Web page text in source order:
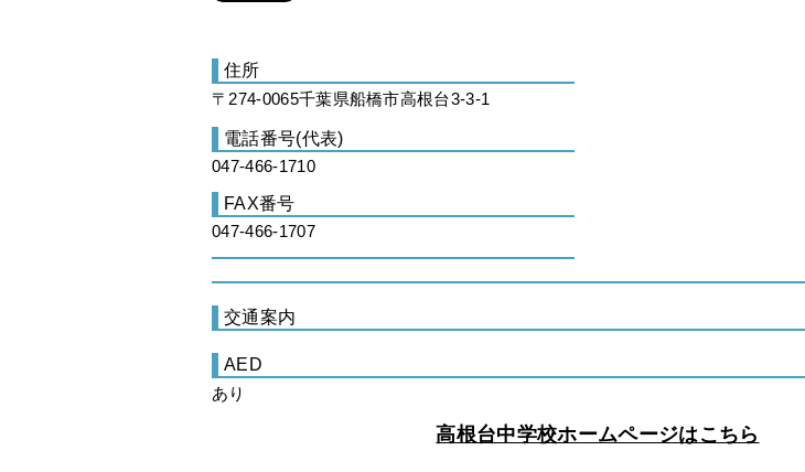
住所
〒274-0065千葉県船橋市高根台3-3-1
電話番号(代表)
047-466-1710
FAX番号
047-466-1707
交通案内
AED
あり
高根台中学校ホームページはこちら